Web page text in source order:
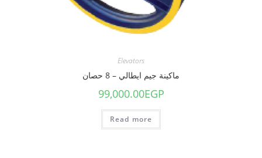
Elevators
ماكينة جيم ايطالي – 8 حصان
99,000.00EGP
Read more